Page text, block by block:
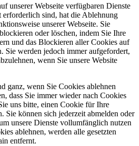
unserer Webseite verfügbaren Dienste
sind, hat die Ablehnung
unserer Webseite. Sie
oder löschen, indem Sie Ihre
und das Blockieren aller Cookies auf
Sie werden jedoch immer aufgefordert,
wenn Sie unsere Website
ganz, wenn Sie Cookies ablehnen
dass Sie immer wieder nach Cookies
uns bitte, einen Cookie für Ihre
Sie können sich jederzeit abmelden oder
unsere Dienste vollumfänglich nutzen
ablehnen, werden alle gesetzten
entfernt.